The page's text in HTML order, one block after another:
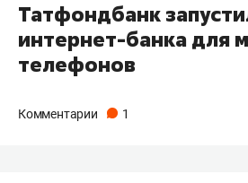
Татфондбанк
интернет-банка для
телефонов
Комментарии 1